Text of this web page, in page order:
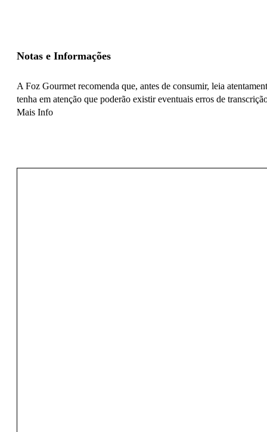
Notas e Informações
A Foz Gourmet recomenda que, antes de consumir, leia
tenha em atenção que poderão existir eventuais erros de
Mais Info